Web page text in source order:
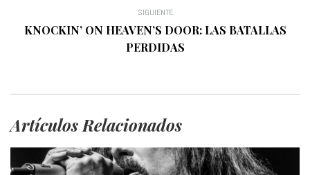
SIGUIENTE
KNOCKIN’ ON HEAVEN’S DOOR: LAS BATALLAS
PERDIDAS
Artículos Relacionados